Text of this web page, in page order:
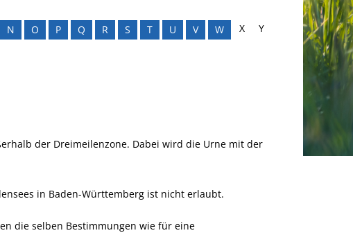
N O P Q R S T U V W X
Y
der Dreimeilenzone. Dabei wird die Urne mit der
in Baden-Württemberg ist nicht erlaubt.
die selben Bestimmungen wie für eine